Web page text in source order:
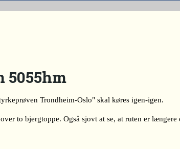
5055hm
Trondheim-Oslo" skal køres igen-igen.
to bjergtoppe. Også sjovt at se, at ruten er længere